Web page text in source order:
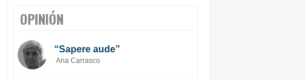
OPINIÓN
“Sapere aude”
Ana Carrasco